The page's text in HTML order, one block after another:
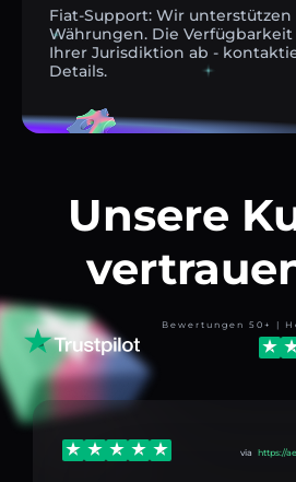
Fiat-Support: Wir
Währungen. Die
Ihrer Jurisdiktion ab -
Details.
Unsere
Bewertungen 50+ |
via https://